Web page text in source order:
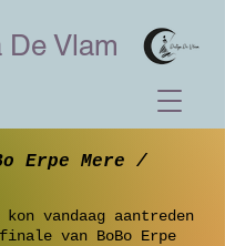
De Vlam
Erpe Mere /
kon vandaag aantreden
van BoBo Erpe